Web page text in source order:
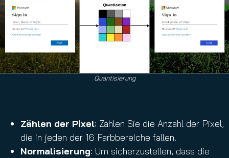
Quantisierung
Zählen der Pixel: Zählen Sie die Anzahl der Pixel,
die in jeden der 16 Farbbereiche fallen.
Normalisierung: Um sicherzustellen, dass die